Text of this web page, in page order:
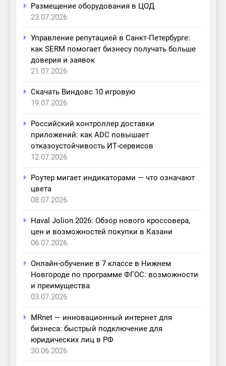
Размещение оборудования в ЦОД
23.07.2026
Управление репутацией в Санкт-Петербурге:
как SERM помогает бизнесу получать больше
доверия и заявок
21.07.2026
Скачать Виндовс 10 игровую
19.07.2026
Российский контроллер доставки
приложений: как ADC повышает
отказоустойчивость ИТ-сервисов
12.07.2026
Роутер мигает индикаторами — что означают
цвета
08.07.2026
Haval Jolion 2026: Обзор нового кроссовера,
цен и возможностей покупки в Казани
06.07.2026
Онлайн-обучение в 7 классе в Нижнем
Новгороде по программе ФГОС: возможности
и преимущества
03.07.2026
MRnet — инновационный интернет для
бизнеса: быстрый подключение для
юридических лиц в РФ
30.06.2026